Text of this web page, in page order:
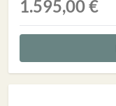
1.595,00 €